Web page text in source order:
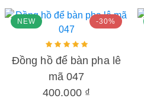
NEW -30%
Đồng hồ để bàn pha lê
mã 047
400.000 ₫